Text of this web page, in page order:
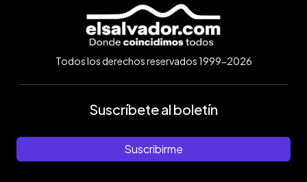
Todos los derechos reservados 1999-2026
Suscríbete al boletín
Suscribirme